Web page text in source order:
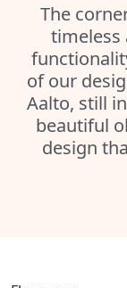
The
timeless
of our
Aalto, still
beautiful
design